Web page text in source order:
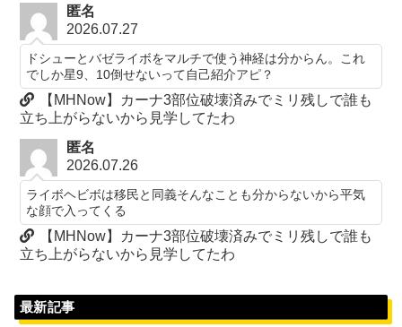
匿名
2026.07.27
ドシューとバゼライボをマルチで使う神経は分からん。これ
でしか星9、10倒せないって自己紹介アピ？
【MHNow】カーナ3部位破壊済みでミリ残しで誰も
立ち上がらないから見学してたわ
匿名
2026.07.26
ライボヘビボは移民と同義そんなことも分からないから平気
な顔で入ってくる
【MHNow】カーナ3部位破壊済みでミリ残しで誰も
立ち上がらないから見学してたわ
最新記事